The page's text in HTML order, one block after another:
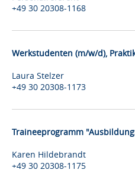
+49 30 20308-1168
Werkstudenten (m/w/d),
Laura Stelzer
+49 30 20308-1173
Traineeprogramm
Karen Hildebrandt
+49 30 20308-1175